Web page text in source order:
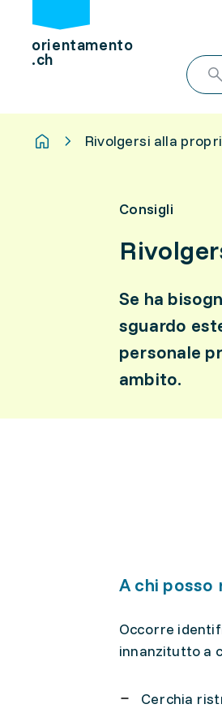
orientamento
.ch
Rivolgersi alla
Consigli
Se ha
sguardo
personale
ambito.
A chi posso
Occorre
innanzitutto a
Cerchia